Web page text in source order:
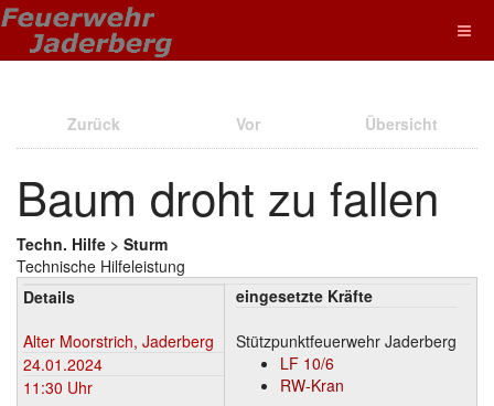
Zurück Vor Übersicht
Baum droht zu fallen
Techn. Hilfe > Sturm
Technische Hilfeleistung
Details
Alter Moorstrich, Jaderberg
24.01.2024
11:30 Uhr
eingesetzte Kräfte
Stützpunktfeuerwehr Jaderberg
LF 10/6
RW-Kran